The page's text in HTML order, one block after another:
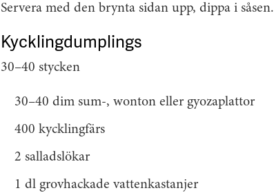
Servera med den brynta sidan upp, dippa i såsen.
Kycklingdumplings
30–40 stycken
30–40 dim sum-, wonton eller gyozaplattor
400 kycklingfärs
2 salladslökar
1 dl grovhackade vattenkastanjer